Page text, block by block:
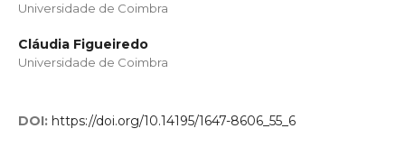
Universidade de Coimbra
Cláudia Figueiredo
Universidade de Coimbra
DOI: https://doi.org/10.14195/1647-8606_55_6